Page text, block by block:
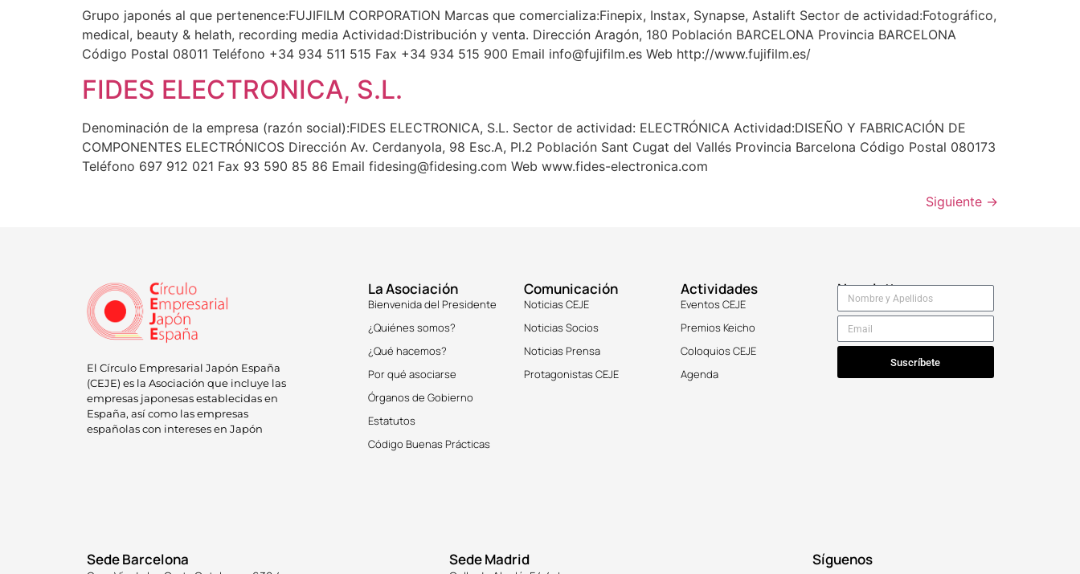
Grupo japonés al que pertenence:FUJIFILM CORPORATION Marcas que comercializa:Finepix, Instax, Synapse, Astalift Sector de actividad:Fotográfico,
medical, beauty & helath, recording media Actividad:Distribución y venta. Dirección Aragón, 180 Población BARCELONA Provincia BARCELONA
Código Postal 08011 Teléfono +34 934 511 515 Fax +34 934 515 900 Email info@fujifilm.es Web http://www.fujifilm.es/
FIDES ELECTRONICA, S.L.
Denominación de la empresa (razón social):FIDES ELECTRONICA, S.L. Sector de actividad: ELECTRÓNICA Actividad:DISEÑO Y FABRICACIÓN DE
COMPONENTES ELECTRÓNICOS Dirección Av. Cerdanyola, 98 Esc.A, Pl.2 Población Sant Cugat del Vallés Provincia Barcelona Código Postal 080173
Teléfono 697 912 021 Fax 93 590 85 86 Email fidesing@fidesing.com Web www.fides-electronica.com
Siguiente →
El Círculo Empresarial Japón España
(CEJE) es la Asociación que incluye las
empresas japonesas establecidas en
España, así como las empresas
españolas con intereses en Japón
La Asociación
Bienvenida del Presidente
¿Quiénes somos?
¿Qué hacemos?
Por qué asociarse
Órganos de Gobierno
Estatutos
Código Buenas Prácticas
Comunicación
Noticias CEJE
Noticias Socios
Noticias Prensa
Protagonistas CEJE
Actividades
Eventos CEJE
Premios Keicho
Coloquios CEJE
Agenda
Newsletter
Suscríbete
Sede Barcelona Sede Madrid Síguenos